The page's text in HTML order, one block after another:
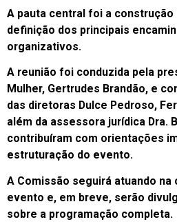
A pauta central foi a construção
definição dos principais
organizativos.
A reunião foi conduzida pela
Mulher, Gertrudes Brandão, e
das diretoras Dulce Pedroso,
além da assessora jurídica Dra.
contribuíram com orientações
estruturação do evento.
A Comissão seguirá atuando
evento e, em breve, serão
sobre a programação completa.